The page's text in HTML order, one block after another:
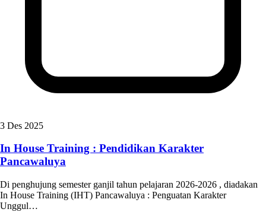
3 Des 2025
In House Training : Pendidikan Karakter
Pancawaluya
Di penghujung semester ganjil tahun pelajaran 2026-2026 , diadakan
In House Training (IHT) Pancawaluya : Penguatan Karakter
Unggul…